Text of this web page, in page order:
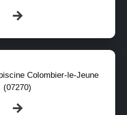
Colombier-le-Jeune
(07270)